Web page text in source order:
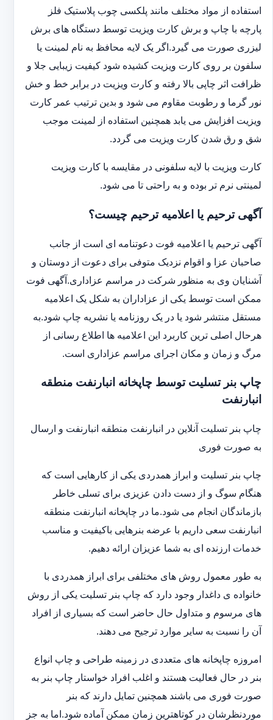
استفاده از مواد مختلف مانند پلکسی چوب پلاستیک فلز
پارچه با چاپ و برش کارت ویزیت توسط دستگاه های برش
لیزری صورت می گیرد.اگر یک لایه محافظ به نام لمینت یا
سلفون بر روی کارت ویزیت کشیده شود کیفیت زیبایی جلا و
ظرافت اثر چاپی بالا رفته و کارت ویزیت در برابر خط و خش
نور گرما و رطوبت مقاوم می شود و بدین ترتیب عمر کارت
ویزیت افزایش می یابد همچنین استفاده از لمینت موجب
شق و رق شدن کارت ویزیت می گردد.
کارت ویزیت با لایه سلفونی در مقایسه با کارت ویزیت
لمینتی نرم تر بوده و به راحتی تا می شود.
آگهی ترحیم یا اعلامیه ترحیم چیست؟
آگهی ترحیم یا اعلامیه فوت دعوتنامه ای است از جانب
صاحبان عزا و اقوام نزدیک متوفی برای دعوت از دوستان و
آشنایان وی به منظور شرکت در مراسم عزاداری.آگهی فوت
ممکن است توسط یکی از عزاداران به شکل یک اعلامیه
مستقل منتشر شود یا در یک روزنامه یا نشریه چاپ شود.به
هرحال اصلی ترین کاربرد این اعلامیه ها اطلاع رسانی از
مرگ و زمان و مکان اجرای مراسم عزاداری است.
چاپ بنر تسلیت توسط چاپخانه انبارنفت منطقه
انبارنفت
چاپ بنر تسلیت آنلاین در انبارنفت منطقه انبارنفت و ارسال
به صورت فوری
چاپ بنر تسلیت و ابراز همدردی یکی از کارهایی است که
هنگام سوگ و از دست دادن عزیزی برای تسلی خاطر
بازماندگان انجام می شود.ما در چاپخانه انبارنفت منطقه
انبارنفت سعی داریم با عرضه بنرهایی باکیفیت و مناسب
خدمات ارزنده ای به شما عزیزان ارائه دهیم.
به طور معمول روش های مختلفی برای ابراز همدردی با
خانواده ی داغدار وجود دارد که چاپ بنر تسلیت یکی از روش
های مرسوم و متداول حال حاضر است که بسیاری از افراد
آن را نسبت به سایر موارد ترجیح می دهند.
امروزه چاپخانه های متعددی در زمینه طراحی و چاپ انواع
بنر در حال فعالیت هستند و اغلب افراد خواستار چاپ بنر به
صورت فوری می باشند همچنین تمایل دارند که بنر
موردنظرشان در کوتاهترین زمان ممکن آماده شود.اما به جز